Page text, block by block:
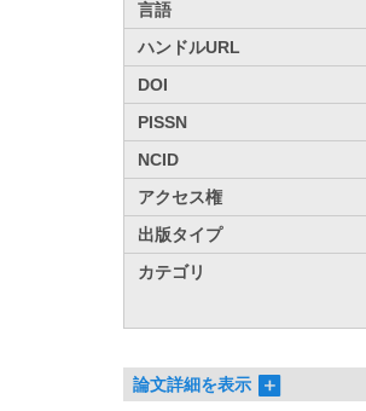
言語
ハンドルURL
DOI
PISSN
NCID
アクセス権
出版タイプ
カテゴリ
論文詳細を表示